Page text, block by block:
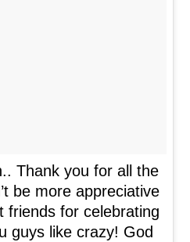
Thank you for all the
be more appreciative
friends for celebrating
guys like crazy! God